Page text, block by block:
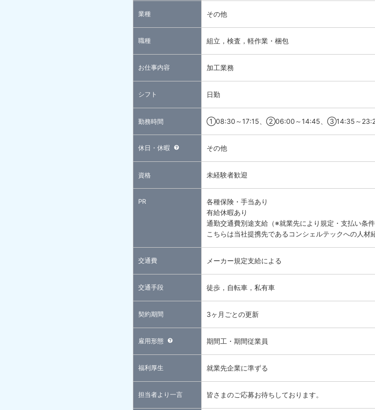
業種 その他
職種 組立，検査，軽作業・梱包
お仕事内容 加工業務
シフト 日勤
勤務時間 ①08:30～17:15、②06:00～14:45、③14:35～
休日・休暇 その他
資格 未経験者歓迎
PR
各種保険・手当あり
有給休暇あり
通勤交通費別途支給（※就業先により規定・支払い条件
こちらは当社提携先であるコンシェルテックへの人材
交通費 メーカー規定支給による
交通手段 徒歩，自転車，私有車
契約期間 3ヶ月ごとの更新
雇用形態 期間工・期間従業員
福利厚生 就業先企業に準ずる
担当者より一言 皆さまのご応募お待ちしております。